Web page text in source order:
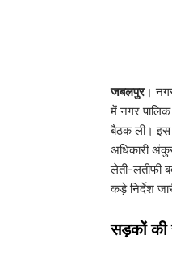
जबलपुर।
में नगर
बैठक ली। इस
अधिकारी
लेती-लतीफी
कड़े निर्देश
​सड़कों की